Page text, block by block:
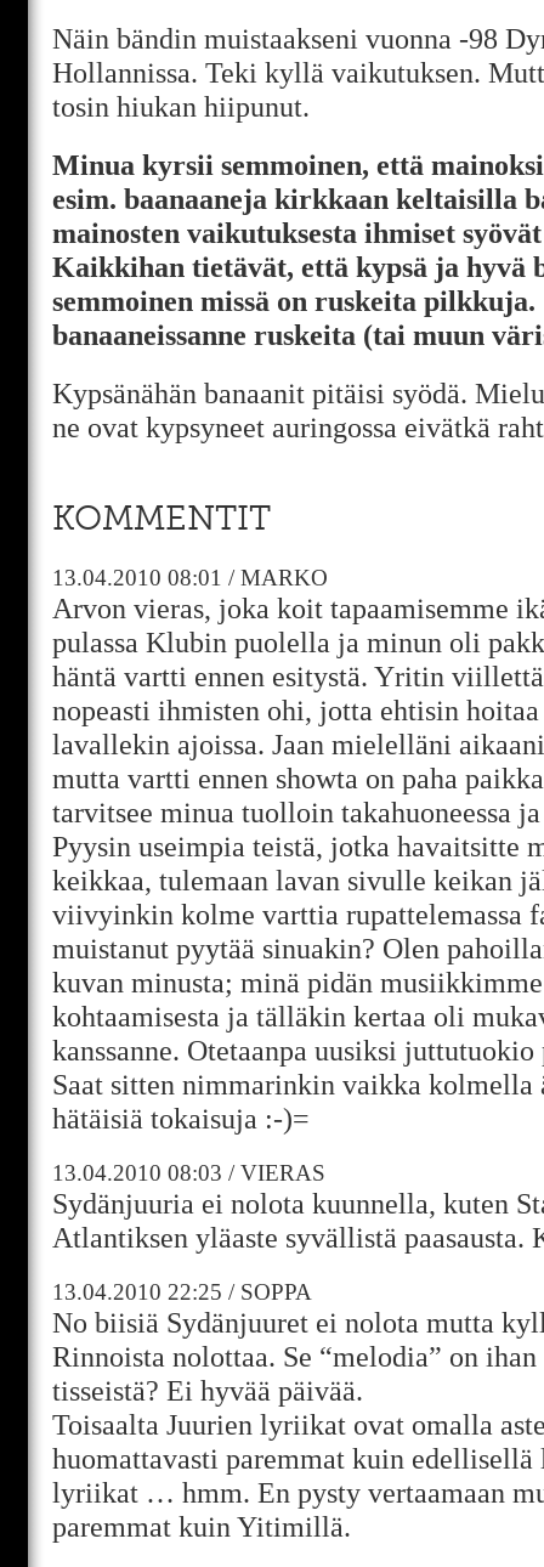
Näin bändin muistaakseni vuonna -98
Hollannissa. Teki kyllä vaikutuksen.
tosin hiukan hiipunut.
Minua kyrsii semmoinen, että
esim. baanaaneja kirkkaan keltaisilla
mainosten vaikutuksesta ihmiset
Kaikkihan tietävät, että kypsä ja hyvä
semmoinen missä on ruskeita
banaaneissanne ruskeita (tai muun
Kypsänähän banaanit pitäisi syödä.
ne ovat kypsyneet auringossa eivätkä
KOMMENTIT
13.04.2010 08:01 /MARKO
Arvon vieras, joka koit tapaamisemme
pulassa Klubin puolella ja minun oli
häntä vartti ennen esitystä. Yritin
nopeasti ihmisten ohi, jotta ehtisin
lavallekin ajoissa. Jaan mielelläni
mutta vartti ennen showta on paha
tarvitsee minua tuolloin takahuoneessa
Pyysin useimpia teistä, jotka havaitsitte
keikkaa, tulemaan lavan sivulle keikan
viivyinkin kolme varttia rupattelemassa
muistanut pyytää sinuakin? Olen
kuvan minusta; minä pidän
kohtaamisesta ja tälläkin kertaa oli
kanssanne. Otetaanpa uusiksi
Saat sitten nimmarinkin vaikka
hätäisiä tokaisuja :-)=
13.04.2010 08:03 /VIERAS
Sydänjuuria ei nolota kuunnella, kuten
Atlantiksen yläaste syvällistä paasausta.
13.04.2010 22:25 / SOPPA
No biisiä Sydänjuuret ei nolota mutta
Rinnoista nolottaa. Se “melodia” on
tisseistä? Ei hyvää päivää.
Toisaalta Juurien lyriikat ovat omalla
huomattavasti paremmat kuin
lyriikat … hmm. En pysty vertaamaan
paremmat kuin Yitimillä.